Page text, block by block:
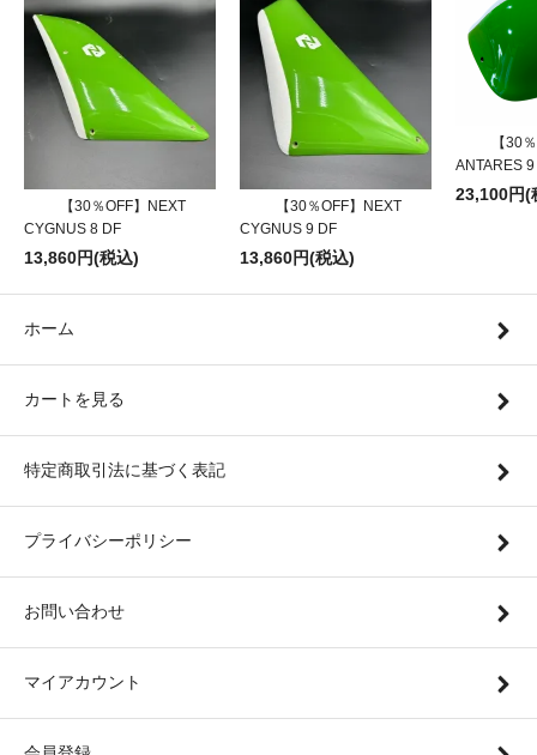
【30％OFF】NEXT
CYGNUS 8 DF
13,860円(税込)
【30％OFF】NEXT
CYGNUS 9 DF
13,860円(税込)
【30
ANTARES
23,100円(
ホーム
カートを見る
特定商取引法に基づく表記
プライバシーポリシー
お問い合わせ
マイアカウント